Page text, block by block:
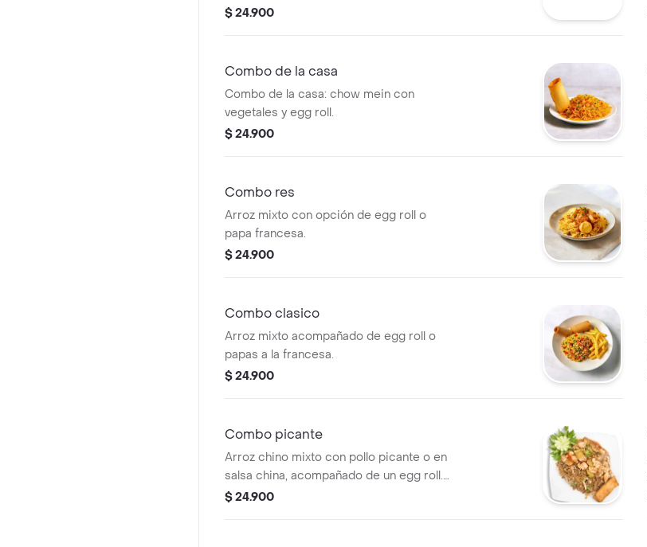
visibles como zanahorias y arvejas.
$ 24.900
Combo de la casa
Combo de la casa: chow mein con
vegetales y egg roll.
$ 24.900
Combo res
Arroz mixto con opción de egg roll o
papa francesa.
$ 24.900
Combo clasico
Arroz mixto acompañado de egg roll o
papas a la francesa.
$ 24.900
Combo picante
Arroz chino mixto con pollo picante o en
salsa china, acompañado de un egg roll.
Incluye vegetales y maní.
$ 24.900